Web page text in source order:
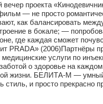
проекта
— не просто
как балансировать
в бокале; —
где каждая сможет
PRADA» (2006)Партнёры
услуги по
о здоровье на
жизни. БЕЛИТА-М —
и просто прекрасно